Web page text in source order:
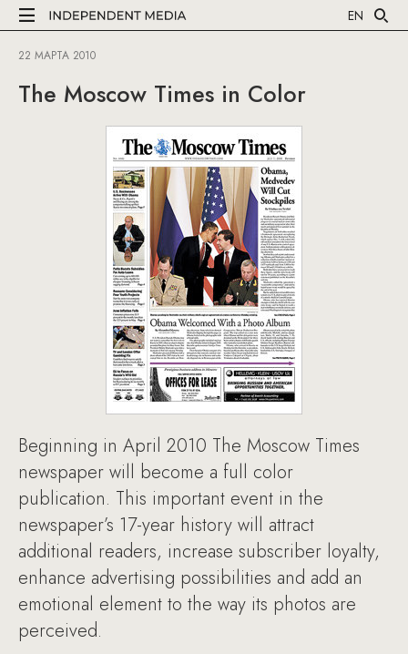
EN
22 МАРТА 2010
The Moscow Times in Color
Beginning in April 2010 The Moscow Times
newspaper will become a full color
publication. This important event in the
newspaper’s 17-year history will attract
additional readers, increase subscriber loyalty,
enhance advertising possibilities and add an
emotional element to the way its photos are
perceived.